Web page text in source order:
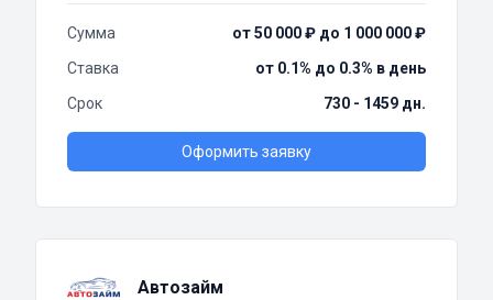
Сумма
от 50 000 ₽ до 1 000 000 ₽
Ставка
от 0.1% до 0.3% в день
Срок
730 - 1459 дн.
Оформить заявку
Автозайм